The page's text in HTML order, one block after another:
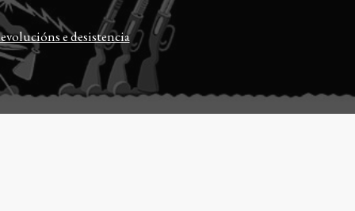
e desistencia